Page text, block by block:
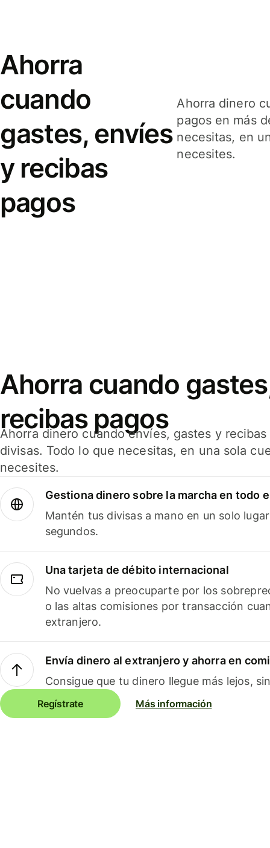
Ahorra
cuando
gastes, envíes
y recibas
pagos
Ahorra dinero
pagos en más
necesitas, en
necesites.
Ahorra cuando
recibas pagos
Ahorra dinero cuando envíes, gastes y
divisas. Todo lo que necesitas, en una sola
necesites.
Gestiona dinero sobre la marcha en todo
Mantén tus divisas a mano en un solo
segundos.
Una tarjeta de débito internacional
No vuelvas a preocuparte por los
o las altas comisiones por transacción
extranjero.
Envía dinero al extranjero y ahorra en
Consigue que tu dinero llegue más lejos,
Regístrate Más información